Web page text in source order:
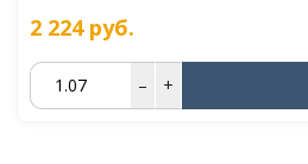
2 224руб.
– +